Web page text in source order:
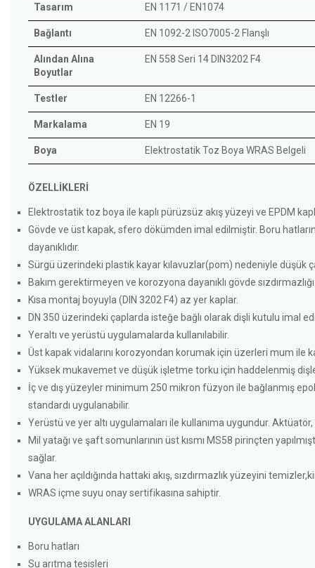
Tasarım EN 1171 / EN1074
Bağlantı EN 1092-2 ISO7005-2 Flanşlı
Alından Alına
Boyutlar
EN 558 Seri 14 DIN3202 F4
Testler EN 12266-1
Markalama EN 19
Boya Elektrostatik Toz Boya WRAS Belgeli
ÖZELLİKLERİ
Elektrostatik toz boya ile kaplı pürüzsüz akış yüzeyi ve EPDM
Gövde ve üst kapak, sfero dökümden imal edilmiştir. Boru
dayanıklıdır.
Sürgü üzerindeki plastik kayar kılavuzlar(pom) nedeniyle düşük
Bakım gerektirmeyen ve korozyona dayanıklı gövde
Kısa montaj boyuyla (DIN 3202 F4) az yer kaplar.
DN 350 üzerindeki çaplarda isteğe bağlı olarak dişli kutulu imal
Yeraltı ve yerüstü uygulamalarda kullanılabilir.
Üst kapak vidalarını korozyondan korumak için üzerleri mum ile
Yüksek mukavemet ve düşük işletme torku için haddelenmiş
İç ve dış yüzeyler minimum 250 mikron füzyon ile bağlanmış
standardı uygulanabilir.
Yerüstü ve yer altı uygulamaları ile kullanıma uygundur.
Mil yatağı ve şaft somunlarının üst kısmı MS58 pirinçten
sağlar.
Vana her açıldığında hattaki akış, sızdırmazlık yüzeyini
WRAS içme suyu onay sertifikasına sahiptir.
UYGULAMA ALANLARI
Boru hatları
Su arıtma tesisleri